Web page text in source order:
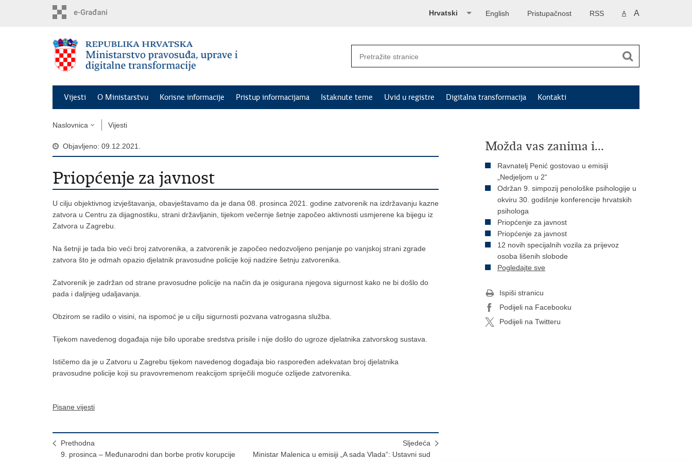
A A
RSS
Pristupačnost
English
Hrvatski
Vijesti O Ministarstvu Korisne informacije Pristup informacijama Istaknute teme Uvid u registre Digitalna transformacija Kontakti
Naslovnica Vijesti
Objavljeno: 09.12.2021.
Priopćenje za javnost
U cilju objektivnog izvještavanja, obavještavamo da je dana 08. prosinca 2021. godine zatvorenik na izdržavanju kazne
zatvora u Centru za dijagnostiku, strani državljanin, tijekom večernje šetnje započeo aktivnosti usmjerene ka bijegu iz
Zatvora u Zagrebu.
Na šetnji je tada bio veći broj zatvorenika, a zatvorenik je započeo nedozvoljeno penjanje po vanjskoj strani zgrade
zatvora što je odmah opazio djelatnik pravosudne policije koji nadzire šetnju zatvorenika.
Zatvorenik je zadržan od strane pravosudne policije na način da je osigurana njegova sigurnost kako ne bi došlo do
pada i daljnjeg udaljavanja.
Obzirom se radilo o visini, na ispomoć je u cilju sigurnosti pozvana vatrogasna služba.
Tijekom navedenog događaja nije bilo uporabe sredstva prisile i nije došlo do ugroze djelatnika zatvorskog sustava.
Ističemo da je u Zatvoru u Zagrebu tijekom navedenog događaja bio raspoređen adekvatan broj djelatnika
pravosudne policije koji su pravovremenom reakcijom spriječili moguće ozlijede zatvorenika.
Pisane vijesti
Prethodna
9. prosinca – Međunarodni dan borbe protiv korupcije
Sljedeća
Ministar Malenica u emisiji „A sada Vlada“: Ustavni sud
Možda vas zanima i...
Ravnatelj Penić gostovao u emisiji
„Nedjeljom u 2“
Održan 9. simpozij penološke psihologije u
okviru 30. godišnje konferencije hrvatskih
psihologa
Priopćenje za javnost
Priopćenje za javnost
12 novih specijalnih vozila za prijevoz
osoba lišenih slobode
Pogledajte sve
Ispiši stranicu
Podijeli na Facebooku
Podijeli na Twitteru